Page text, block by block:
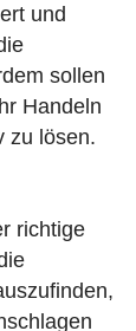
und
sollen
Handeln
zu lösen.
richtige